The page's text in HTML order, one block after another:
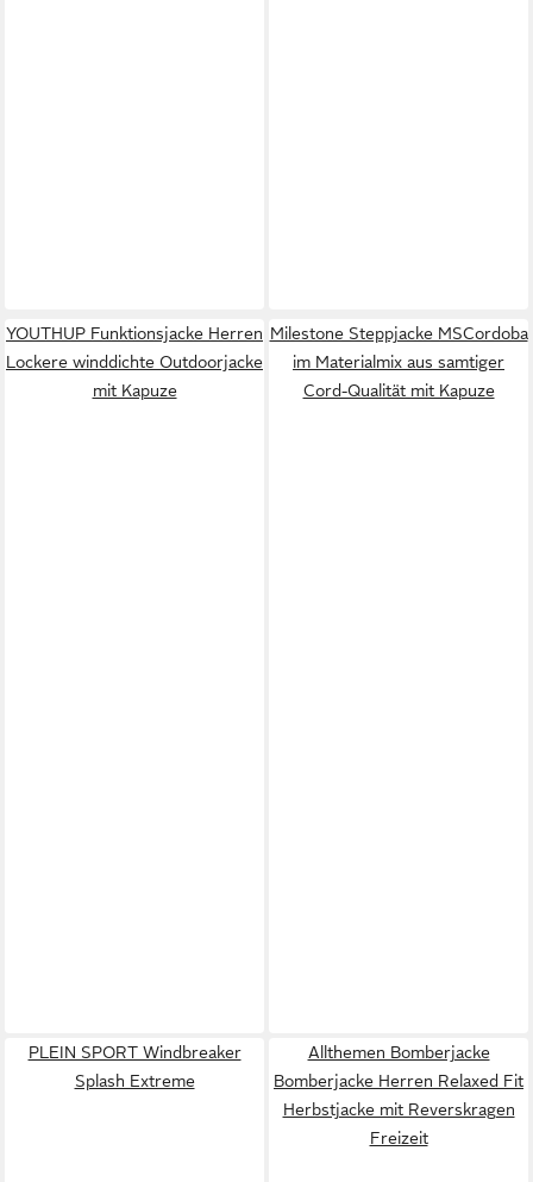
YOUTHUP Funktionsjacke Herren
Lockere winddichte Outdoorjacke
mit Kapuze
Milestone Steppjacke MSCordoba
im Materialmix aus samtiger
Cord-Qualität mit Kapuze
PLEIN SPORT Windbreaker
Splash Extreme
Allthemen Bomberjacke
Bomberjacke Herren Relaxed Fit
Herbstjacke mit Reverskragen
Freizeit